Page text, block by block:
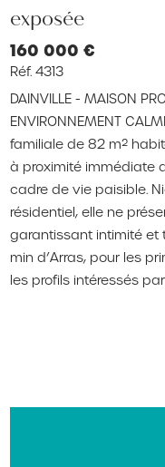
exposée
160 000 €
Réf. 4313
DAINVILLE - MAISON
ENVIRONNEMENT
familiale de 82 m²
à proximité immédiate
cadre de vie paisible.
résidentiel, elle ne
garantissant intimité et
min d’Arras, pour les
les profils intéressés